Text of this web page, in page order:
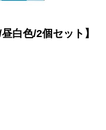
白色/2個セット】